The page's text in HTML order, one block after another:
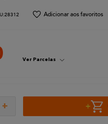
:28312
Ver Parcelas
+ +